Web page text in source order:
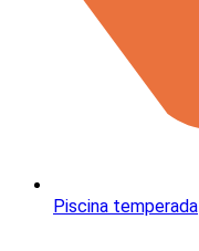
Piscina temperada